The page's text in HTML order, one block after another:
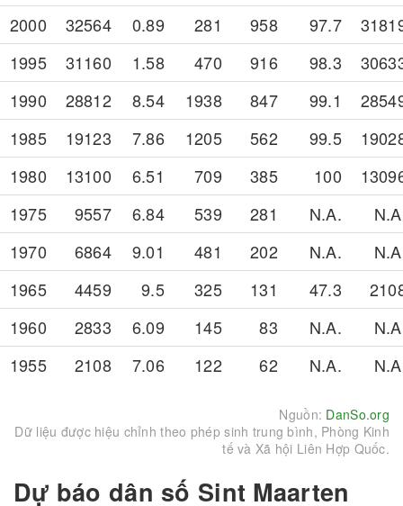
2000
32564 0.89 281 958 97.7
1995
31160 1.58 470 916 98.3
1990
28812 8.54 1938 847 99.1
1985
19123 7.86 1205 562 99.5
1980
13100 6.51 709 385 100
1975
9557 6.84 539 281 N.A.
1970
6864 9.01 481 202 N.A.
1965
4459 9.5 325 131 47.3
1960
2833 6.09 145 83 N.A.
1955
2108 7.06 122 62 N.A.
Nguồn: DanSo.org
Dữ liệu được hiệu chỉnh theo phép sinh trung bình, Phòng Kinh
tế và Xã hội Liên Hợp Quốc.
Dự báo dân số Sint Maarten